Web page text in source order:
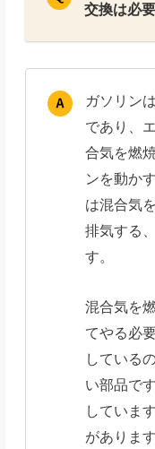
交換は必
ガソリン
であり、
合気を燃
ンを動か
は混合気
排気する
す。
混合気を
てやる必
している
い部品で
していま
がありま